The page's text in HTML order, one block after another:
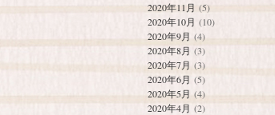
2020年11月 (5)
2020年10月 (10)
2020年9月 (4)
2020年8月 (3)
2020年7月 (3)
2020年6月 (5)
2020年5月 (4)
2020年4月 (2)